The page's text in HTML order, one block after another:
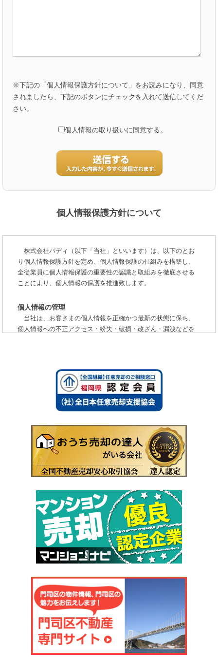
※下記の「個人情報保護方針について」をお読みになり、同意
されましたら、下記のボタンにチェックを入れて送信してくだ
さい。
個人情報の取り扱いに同意する。
個人情報保護方針について
株式会社バディ（以下「当社」といいます）は、以下のとお
り個人情報保護方針を定め、個人情報保護の仕組みを構築し、
全従業員に個人情報保護の重要性の認識と取組みを徹底させる
ことにより、個人情報の保護を推進致します。
個人情報の管理
当社は、お客さまの個人情報を正確かつ最新の状態に保ち、
個人情報への不正アクセス・紛失・破損・改ざん・漏洩などを
個人情報の利用目的
お客さまからお預かりした個人情報は、当社からのご連絡や
業務のご案内やご質問に対する回答として、電子メールや資料
個人情報の第三者への開示・提供の禁止
当社は、お客さまよりお預かりした個人情報を適切に管理
し、次のいずれかに該当する場合を除き、個人情報を第三者に
開示いたしません。
お客さまの同意がある場合
お客さまが希望されるサービスを行なうために当社が業務を
委託する業者に対して開示する場合 法令に基づき開示すること
が必要である場合
個人情報の安全対策
リティに万全の対策を講じています。
ご本人の照会
お客さまがご本人の個人情報の照会・修正・削除などをご希
望される場合には、ご本人であることを確認の上、対応させて
いただきます。